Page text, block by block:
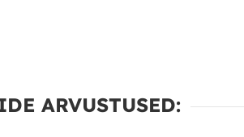
ARVUSTUSED: